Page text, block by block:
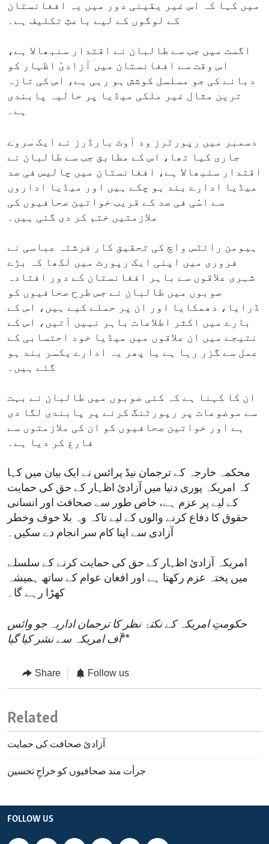
میں کہا کہ اس غیر یقینی دور میں یہ افغانستان
کے لوگوں کے لیے باعثِ تکلیف ہے۔
اگست میں جب سے طالبان نے اقتدار سنبھالا ہے،
اس وقت سے افغانستان میں آزادیٔ اظہار کو
دبانے کی جو مسلسل کوشش ہو رہی ہے، اس کی تازہ
ترین مثال غیر ملکی میڈیا پر حالیہ پابندی
ہے۔
دسمبر میں رپورٹرز ود آوٹ بارڈرز نے ایک سروے
جاری کیا تھا، اس کے مطابق جب سے طالبان نے
اقتدار سنبھالا ہے، افغانستان میں چالیس فی صد
میڈیا ادارے بند ہو چکے ہیں اور میڈیا اداروں
سے اسّی فی صد کے قریب خواتین صحافیوں کی
ملازمتیں ختم کر دی گئی ہیں۔
ہیومن رائٹس واچ کی تحقیق کار فرشتہ عباسی نے
فروری میں اپنی ایک رپورٹ میں لکھا کہ بڑے
شہری علاقوں سے باہر افغانستان کے دور افتادہ
صوبوں میں طالبان نے جس طرح صحافیوں کو
ڈرایا، دھمکایا اور ان پر حملے کیے ہیں، اس کے
بارے میں اکثر اطلاعات باہر نہیں آتیں، اس کے
نتیجے میں ان علاقوں میں میڈیا خود احتسابی کے
عمل سے گزر رہا ہے یا پھر یہ ادارے یکسر بند ہو
گئے ہیں۔
ان کا کہنا ہے کہ کئی صوبوں میں طالبان نے بہت
سے موضوعات پر رپورٹنگ کرنے پر پابندی لگا دی
ہے اور خواتین صحافیوں کو ان کی ملازمتوں سے
فارغ کر دیا ہے۔
محکمہ خارجہ کے ترجمان نیڈ پرائس نے ایک بیان میں کہا
کہ امریکہ پوری دنیا میں آزادیٔ اظہار کے حق کی حمایت
کے لیے پر عزم ہے، خاص طور سے صحافت اور انسانی
حقوق کا دفاع کرنے والوں کے لیے تاکہ وہ بلا خوف وخطر
آزادی سے اپنا کام سر انجام دے سکیں۔
امریکہ آزادیٔ اظہار کے حق کی حمایت کرنے کے سلسلے
میں پختہ عزم رکھتا ہے اور افغان عوام کے ساتھ ہمیشہ
کھڑا رہے گا۔
حکومتِ امریکہ کے نکتۂ نظر کا ترجمان اداریہ جو وائس
آف امریکہ سے نشر کیا گیا**
Share Follow us
Related
آزادئ صحافت کی حمایت
جرأت مند صحافیوں کو خراجِ تحسین
FOLLOW US